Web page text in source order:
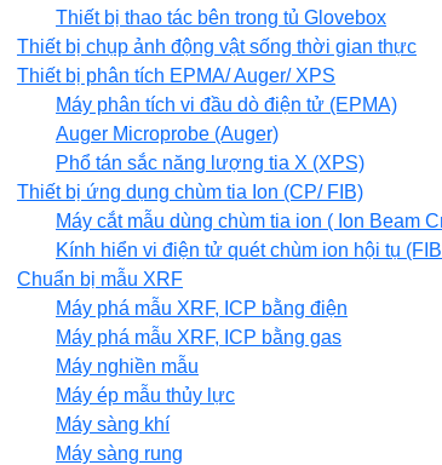
Thiết bị thao tác bên trong tủ Glovebox
Thiết bị chụp ảnh động vật sống thời gian thực
Thiết bị phân tích EPMA/ Auger/ XPS
Máy phân tích vi đầu dò điện tử (EPMA)
Auger Microprobe (Auger)
Phổ tán sắc năng lượng tia X (XPS)
Thiết bị ứng dụng chùm tia Ion (CP/ FIB)
Máy cắt mẫu dùng chùm tia ion ( Ion Beam
Kính hiển vi điện tử quét chùm ion hội tụ
Chuẩn bị mẫu XRF
Máy phá mẫu XRF, ICP bằng điện
Máy phá mẫu XRF, ICP bằng gas
Máy nghiền mẫu
Máy ép mẫu thủy lực
Máy sàng khí
Máy sàng rung